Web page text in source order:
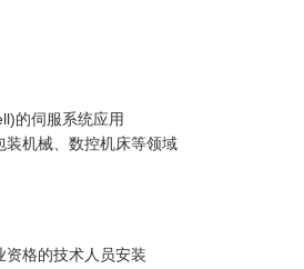
的伺服系统应用
装机械、数控机床等领域
资格的技术人员安装